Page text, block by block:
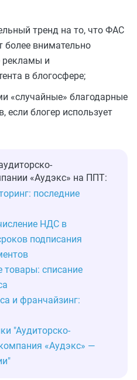
тренд на то, что ФАС
более внимательно
рекламы и
в блогосфере;
«случайные» благодарные
если блогер использует
«Аудэкс» на ППТ:
последние
НДС в
подписания
списание
и франчайзинг:
"Аудиторско-
«Аудэкс» —